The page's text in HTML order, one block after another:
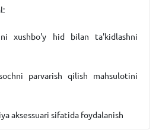
xushbo'y hid bilan ta'kidlashni
parvarish qilish mahsulotini
aksessuari sifatida foydalanish